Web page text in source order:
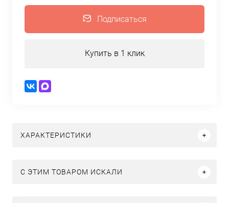
Подписаться
Купить в 1 клик
ХАРАКТЕРИСТИКИ
C ЭТИМ ТОВАРОМ ИСКАЛИ